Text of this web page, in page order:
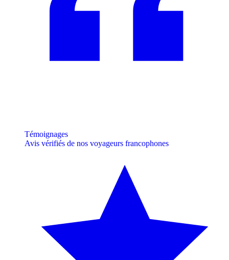
Témoignages
Avis vérifiés de nos voyageurs francophones